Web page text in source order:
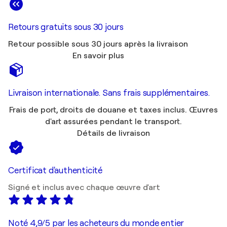
Retours gratuits sous 30 jours
Retour possible sous 30 jours après la livraison
En savoir plus
Livraison internationale. Sans frais supplémentaires.
Frais de port, droits de douane et taxes inclus. Œuvres
d'art assurées pendant le transport.
Détails de livraison
Certificat d'authenticité
Signé et inclus avec chaque œuvre d'art
Noté 4,9/5 par les acheteurs du monde entier